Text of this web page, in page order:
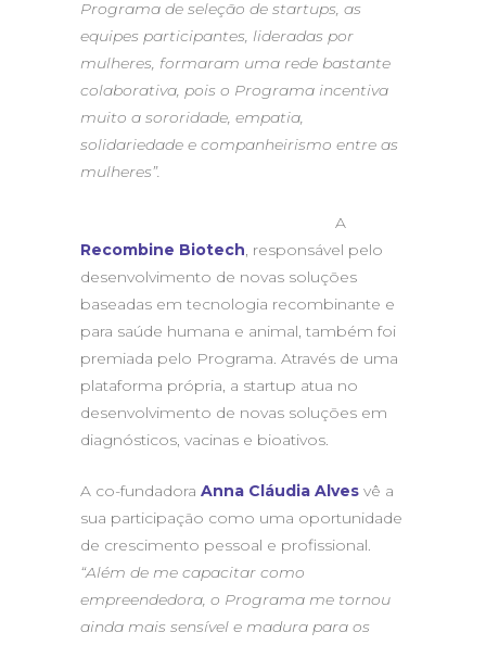
Programa de seleção de startups, as
equipes participantes, lideradas por
mulheres, formaram uma rede bastante
colaborativa, pois o Programa incentiva
muito a sororidade, empatia,
solidariedade e companheirismo entre as
mulheres”.
A
Recombine Biotech, responsável pelo
desenvolvimento de novas soluções
baseadas em tecnologia recombinante e
para saúde humana e animal, também foi
premiada pelo Programa. Através de uma
plataforma própria, a startup atua no
desenvolvimento de novas soluções em
diagnósticos, vacinas e bioativos.
A co-fundadora Anna Cláudia Alves vê a
sua participação como uma oportunidade
de crescimento pessoal e profissional.
“Além de me capacitar como
empreendedora, o Programa me tornou
ainda mais sensível e madura para os